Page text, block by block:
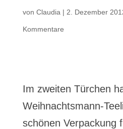
von Claudia | 2. Dezember
Kommentare
Im zweiten Türchen
Weihnachtsmann-
schönen Verpackung